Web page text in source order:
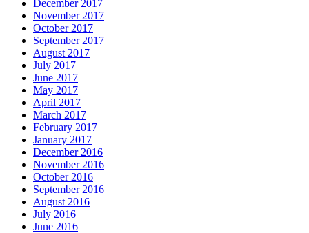
December 2017
November 2017
October 2017
September 2017
August 2017
July 2017
June 2017
May 2017
April 2017
March 2017
February 2017
January 2017
December 2016
November 2016
October 2016
September 2016
August 2016
July 2016
June 2016